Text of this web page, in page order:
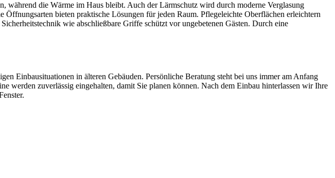
während die Wärme im Haus bleibt. Auch der Lärmschutz wird durch moderne Verglasung
bieten praktische Lösungen für jeden Raum. Pflegeleichte Oberflächen erleichtern
wie abschließbare Griffe schützt vor ungebetenen Gästen. Durch eine
Einbausituationen in älteren Gebäuden. Persönliche Beratung steht bei uns immer am Anfang
werden zuverlässig eingehalten, damit Sie planen können. Nach dem Einbau hinterlassen wir Ihre